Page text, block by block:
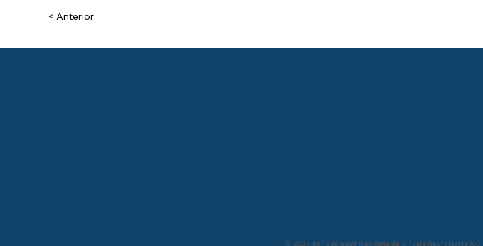
< Anterior
© 2024 por Sociedad Mexicana de Cirugía Neurológica A.C.